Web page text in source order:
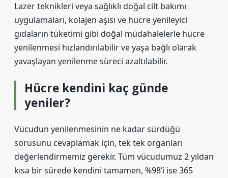
Lazer teknikleri veya sağlıklı doğal cilt bakımı
uygulamaları, kolajen aşısı ve hücre yenileyici
gıdaların tüketimi gibi doğal müdahalelerle hücre
yenilenmesi hızlandırılabilir ve yaşa bağlı olarak
yavaşlayan yenilenme süreci azaltılabilir.
Hücre kendini kaç günde
yeniler?
Vücudun yenilenmesinin ne kadar sürdüğü
sorusunu cevaplamak için, tek tek organları
değerlendirmemiz gerekir. Tüm vücudumuz 2 yıldan
kısa bir sürede kendini tamamen, %98’i ise 365